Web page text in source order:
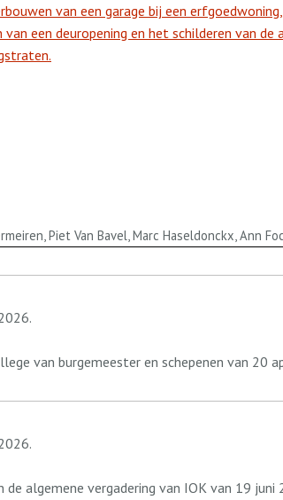
van een garage bij een
een deuropening en het schilderen van de
Piet Van Bavel, Marc Haseldonckx, Ann
van burgemeester en schepenen van 20
de algemene vergadering van IOK van 19